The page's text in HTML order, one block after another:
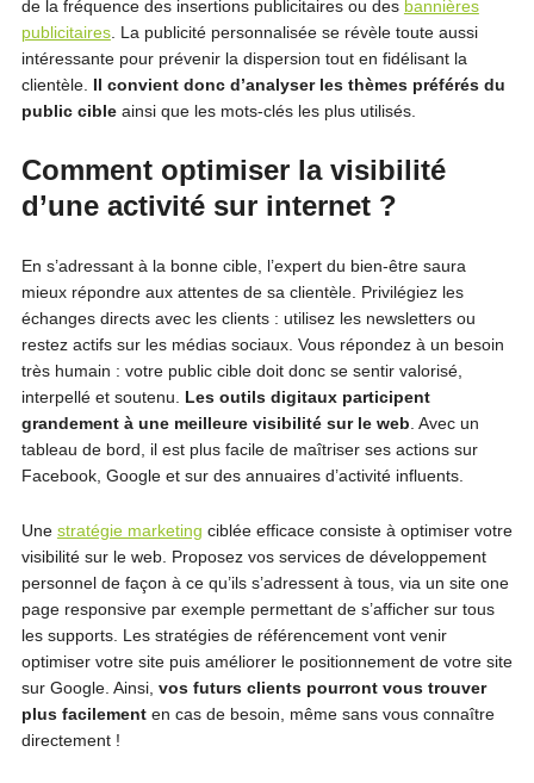
de la fréquence des insertions publicitaires ou des bannières
publicitaires. La publicité personnalisée se révèle toute aussi
intéressante pour prévenir la dispersion tout en fidélisant la
clientèle. Il convient donc d’analyser les thèmes préférés du
public cibleainsi que les mots-clés les plus utilisés.
Comment optimiser la visibilité
d’une activité sur internet ?
En s’adressant à la bonne cible, l’expert du bien-être saura
mieux répondre aux attentes de sa clientèle. Privilégiez les
échanges directs avec les clients : utilisez les newsletters ou
restez actifs sur les médias sociaux. Vous répondez à un besoin
très humain : votre public cible doit donc se sentir valorisé,
interpellé et soutenu. Les outils digitaux participent
grandement à une meilleure visibilité sur le web . Avec un
tableau de bord, il est plus facile de maîtriser ses actions sur
Facebook, Google et sur des annuaires d’activité influents.
Une stratégie marketing ciblée efficace consiste à optimiser votre
visibilité sur le web. Proposez vos services de développement
personnel de façon à ce qu’ils s’adressent à tous, via un site one
page responsive par exemple permettant de s’afficher sur tous
les supports. Les stratégies de référencement vont venir
optimiser votre site puis améliorer le positionnement de votre site
sur Google. Ainsi, vos futurs clients pourront vous trouver
plus facilementen cas de besoin, même sans vous connaître
directement !